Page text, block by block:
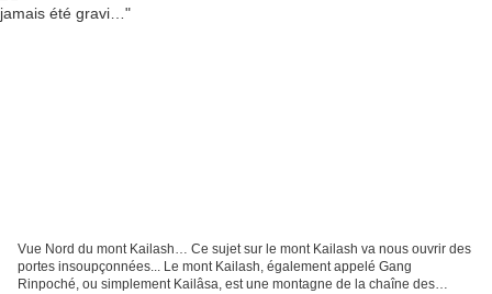
Vue Nord du mont Kailash… Ce sujet sur le mont Kailash va nous ouvrir des
portes insoupçonnées... Le mont Kailash, également appelé Gang
Rinpoché, ou simplement Kailâsa, est une montagne de la chaîne des